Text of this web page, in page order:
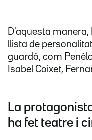
D'aquesta
llista de
guardó, com
Isabel Coixet,
La
ha fet teatre i